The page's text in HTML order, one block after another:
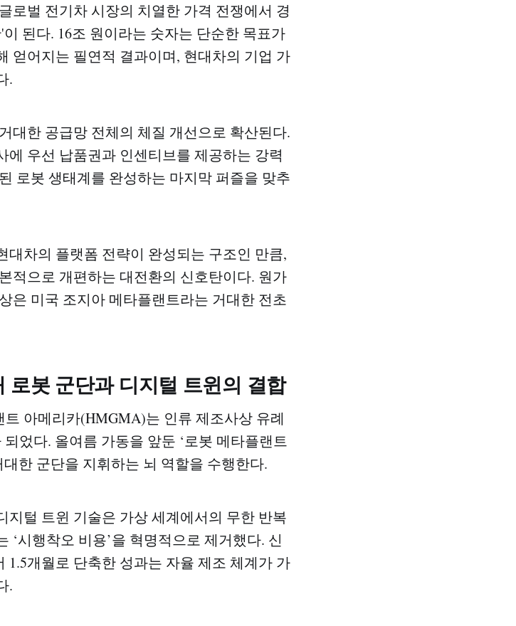
로벌 전기차 시장의 치열한 가격 전쟁에서 경
된다. 16조 원이라는 숫자는 단순한 목표가
얻어지는 필연적 결과이며, 현대차의 기업 가
.
대한 공급망 전체의 체질 개선으로 확산된다.
우선 납품권과 인센티브를 제공하는 강력
로봇 생태계를 완성하는 마지막 퍼즐을 맞추
대차의 플랫폼 전략이 완성되는 구조인 만큼,
적으로 개편하는 대전환의 신호탄이다. 원가
은 미국 조지아 메타플랜트라는 거대한 전초
로봇 군단과 디지털 트윈의 결합
아메리카(HMGMA)는 인류 제조사상 유례
었다. 올여름 가동을 앞둔 ‘로봇 메타플랜트
한 군단을 지휘하는 뇌 역할을 수행한다.
지털 트윈 기술은 가상 세계에서의 무한 반복
‘시행착오 비용’을 혁명적으로 제거했다. 신
1.5개월로 단축한 성과는 자율 제조 체계가 가
.